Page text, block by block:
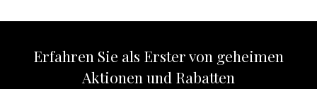
Erfahren Sie als Erster von geheimen
Aktionen und Rabatten